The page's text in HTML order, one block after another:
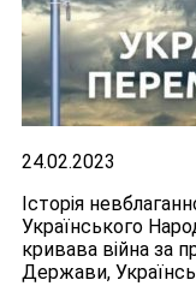
24.02.2023
Історія
Українського
кривава війна за
Держави,